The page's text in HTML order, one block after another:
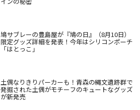
鳩サブレーの豊島屋が『鳩の日』（8月10日）
限定グッズ詳細を発表！今年はシリコンポーチ
「はとっこ」
土偶なりきりパーカーも！青森の縄文遺跡群で
発掘された土偶がモチーフのキュートなグッズ
が新発売